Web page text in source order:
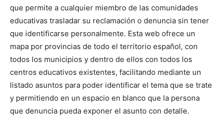
que permite a cualquier miembro de las comunidades
educativas trasladar su reclamación o denuncia sin tener
que identificarse personalmente. Esta web ofrece un
mapa por provincias de todo el territorio español, con
todos los municipios y dentro de ellos con todos los
centros educativos existentes, facilitando mediante un
listado asuntos para poder identificar el tema que se trate
y permitiendo en un espacio en blanco que la persona
que denuncia pueda exponer el asunto con detalle.